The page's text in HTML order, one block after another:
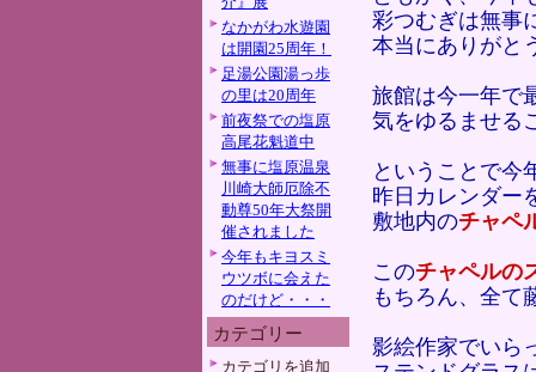
なかがわ水遊園
は開園25周年！
足湯公園湯っ歩
の里は20周年
前夜祭での塩原
高尾花魁道中
無事に塩原温泉
川崎大師厄除不
動尊50年大祭開
催されました
今年もキヨスミ
ウツボに会えた
のだけど・・・
カテゴリー
カテゴリを追加
彩つむぎは無事
本当にありがと
旅館は今一年で
気をゆるませる
ということで今
昨日カレンダー
敷地内のチャペ
このチャペルの
もちろん、全て
影絵作家でいら